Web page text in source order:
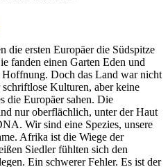
die ersten Europäer die Südspitze
fanden einen Garten Eden und
Doch das Land war nicht
Kulturen, aber keine
die Europäer sahen. Die
nur oberflächlich, unter der Haut
Wir sind eine Spezies, unsere
Afrika ist die Wiege der
Siedler fühlten sich den
Ein schwerer Fehler. Es ist der